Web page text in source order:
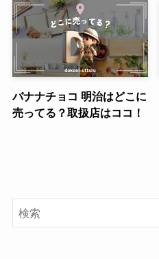
バナナチョコ 明治はどこに
売ってる？取扱店はココ！